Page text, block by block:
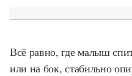
Всё равно, где малыш
или на бок, стабильно